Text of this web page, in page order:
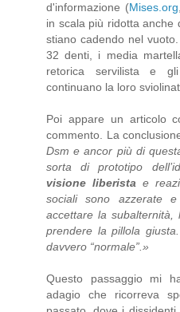
d'informazione (Mises.org,
in scala più ridotta anche
stiano cadendo nel
32 denti, i media
retorica servilista e
continuano la loro
Poi appare un articolo
commento. La
Dsm e ancor più di
sorta di prototipo
visione liberistae
sociali sono azzerate
accettare la subalternità,
prendere la pillola
davvero “normale”.»
Questo passaggio mi
adagio che ricorreva